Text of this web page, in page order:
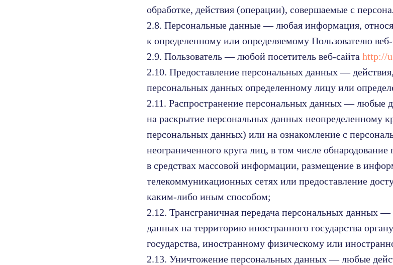
обработке, действия (операции), совершаемые с
2.8. Персональные данные — любая информация,
к определенному или определяемому Пользователю веб-
2.9. Пользователь — любой посетитель веб-сайта http://
2.10. Предоставление персональных данных —
персональных данных определенному лицу или
2.11. Распространение персональных данных — любые
на раскрытие персональных данных неопределенному
персональных данных) или на ознакомление с
неограниченного круга лиц, в том числе
в средствах массовой информации, размещение в
телекоммуникационных сетях или предоставление
каким-либо иным способом;
2.12. Трансграничная передача персональных данных —
данных на территорию иностранного государства
государства, иностранному физическому или
2.13. Уничтожение персональных данных — любые